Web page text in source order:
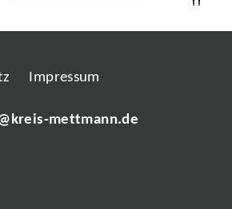
Impressum
mettmann.de